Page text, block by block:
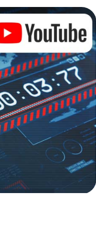
Bildergalerie.
Erlebnisspielplatz.
und verwandeln Sie